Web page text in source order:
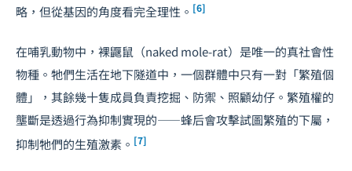
略，但從基因的角度看完全理性。 [6]
在哺乳動物中，裸鼴鼠（naked mole-rat）是唯一的真社會性
物種。牠們生活在地下隧道中，一個群體中只有一對「繁殖個
體」，其餘幾十隻成員負責挖掘、防禦、照顧幼仔。繁殖權的
壟斷是透過行為抑制實現的——蜂后會攻擊試圖繁殖的下屬，
抑制牠們的生殖激素。 [7]